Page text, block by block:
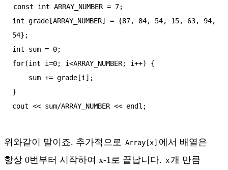
const int ARRAY_NUMBER = 7;
int grade[ARRAY_NUMBER] = {87, 84, 54, 15, 63, 94,
54};
int sum = 0;
for(int i=0; i<ARRAY_NUMBER; i++) {
}
cout << sum/ARRAY_NUMBER << endl;
위와같이 말이죠. 추가적으로 Array[x] 에서 배열은
항상 0번부터 시작하여 x-1로 끝납니다. x개 만큼